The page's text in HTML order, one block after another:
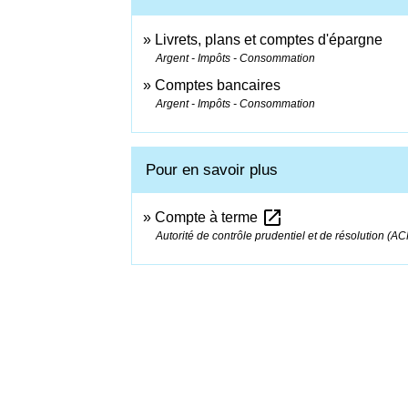
Livrets, plans et comptes d'épargne
Argent - Impôts - Consommation
Comptes bancaires
Argent - Impôts - Consommation
Pour en savoir plus
Compte à terme open_in_new
Autorité de contrôle prudentiel et de résolution